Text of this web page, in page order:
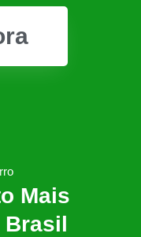
Mais
Brasil